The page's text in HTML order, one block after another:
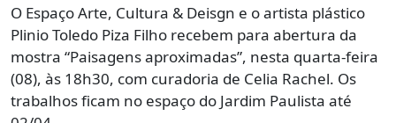
O Espaço Arte, Cultura & Deisgn e o artista plástico
Plinio Toledo Piza Filho recebem para abertura da
mostra “Paisagens aproximadas”, nesta quarta-feira
(08), às 18h30, com curadoria de Celia Rachel. Os
trabalhos ficam no espaço do Jardim Paulista até